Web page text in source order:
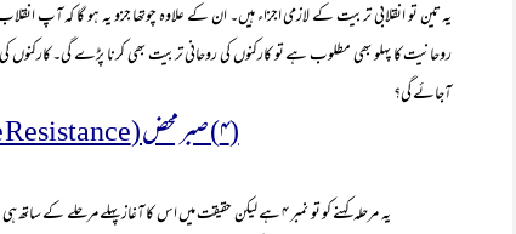
یہ تین تو انقلابی تربیت کے لازمی اجزاء ہیں۔ ان کے علاوہ چوتھا جزو یہ ہو گا کہ آپ
روحانیت کا پہلو بھی مطلوب ہے تو کارکنوں کی روحانی تربیت بھی کرنا پڑے گی۔
آجائے گی؟
(۴) صبر محض (Passive Resistance)
یہ مرحلہ کہنے کو تو نمبر ۴ ہے لیکن حقیقت میں اس کا آغاز پہلے مرحلے کے ساتھ ہی ہو جاتا ہے۔ صبر محض